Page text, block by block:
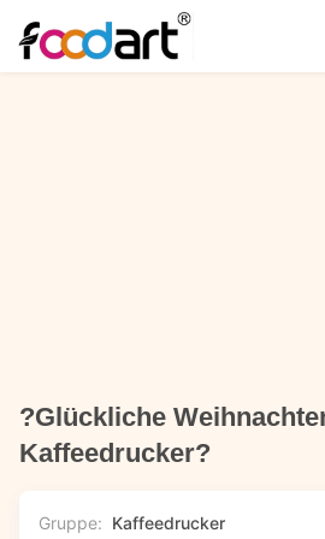
?Glückliche
Kaffeedrucker?
Gruppe: Kaffeedrucker